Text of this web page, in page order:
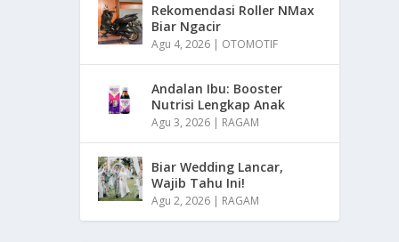
Rekomendasi Roller NMax
Biar Ngacir
Agu 4, 2026 | OTOMOTIF
Andalan Ibu: Booster
Nutrisi Lengkap Anak
Agu 3, 2026 | RAGAM
Biar Wedding Lancar,
Wajib Tahu Ini!
Agu 2, 2026 | RAGAM